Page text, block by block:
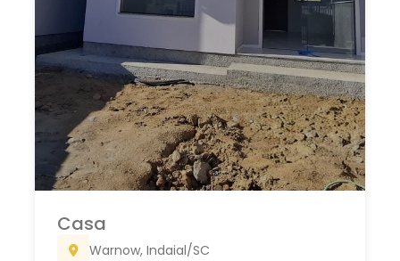
Casa
Warnow, Indaial/SC